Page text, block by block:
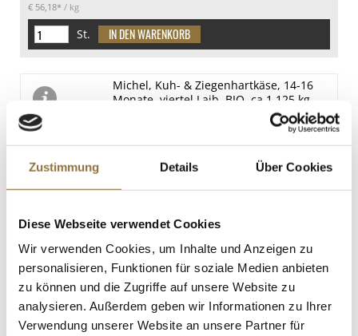
Zustimmung Details Über Cookies
Diese Webseite verwendet Cookies
Wir verwenden Cookies, um Inhalte und Anzeigen zu
personalisieren, Funktionen für soziale Medien anbieten
zu können und die Zugriffe auf unsere Website zu
analysieren. Außerdem geben wir Informationen zu Ihrer
Verwendung unserer Website an unsere Partner für
€ 56,18* / kg
St.
LEBENSMITTELKENNZEICHNUNGEN
Michel, Kuh- & Ziegenhartkäse, 14-16
Monate, viertel Laib, BIO, ca.1,125 kg
€ 50,44*
St.
Michel, Kuh- & Ziegenhartkäse, 14-16
Monate, halber Laib, BIO, ca.2,25 kg